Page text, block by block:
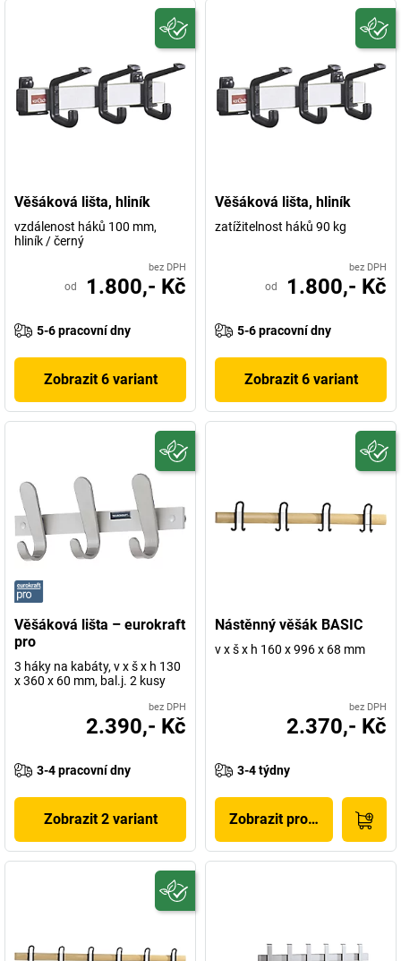
Věšáková lišta, hliník
vzdálenost háků 100 mm,
hliník / černý
bez DPH
od 1.800,- Kč
5-6 pracovní dny
Zobrazit 6 variant
Věšáková lišta, hliník
zatížitelnost háků 90 kg
bez DPH
od 1.800,- Kč
5-6 pracovní dny
Zobrazit 6 variant
Věšáková lišta – eurokraft
pro
3 háky na kabáty, v x š x h 130
x 360 x 60 mm, bal.j. 2 kusy
bez DPH
2.390,- Kč
3-4 pracovní dny
Zobrazit 2 variant
Nástěnný věšák BASIC
v x š x h 160 x 996 x 68 mm
bez DPH
2.370,- Kč
3-4 týdny
Zobrazit produkt